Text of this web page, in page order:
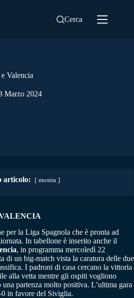
Cerca
Valencia
Marzo 2024
articolo: mostra
per la Liga Spagnola che è pronta ad
In tabellone è inserito anche il
, in programma mercoledì 22
di un big-match vista la caratura delle due
I padroni di casa cercano la vittoria
alla vetta mentre gli ospiti vogliono
partenza molto positiva. L’ultima gara
in favore del Siviglia.